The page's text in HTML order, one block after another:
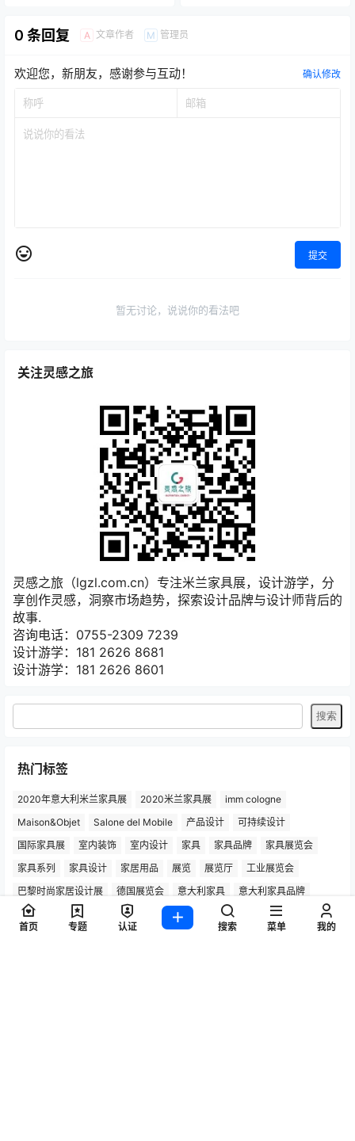
0 条回复 A 文章作者 M 管理员
欢迎您，新朋友，感谢参与互动！ 确认修改
提交
暂无讨论，说说你的看法吧
关注灵感之旅
灵感之旅（lgzl.com.cn）专注米兰家具展，设计游学，分
享创作灵感，洞察市场趋势，探索设计品牌与设计师背后的
故事.
咨询电话：0755-2309 7239
设计游学：181 2626 8681
设计游学：181 2626 8601
热门标签
2020年意大利米兰家具展 2020米兰家具展
imm cologne
Maison&Objet
Salone del Mobile 产品设计
可持续设计
国际家具展
室内装饰 室内设计 家具 家具品牌
家具展览会
家具系列
家具设计 家居用品 展览 展览厅
工业展览会
巴黎时尚家居设计展
德国展览会 意大利家具
意大利家具品牌
意大利展览会
意大利米兰家具展 户外家具 桌子设计
椅子
首页 专题 认证 搜索 菜单 我的